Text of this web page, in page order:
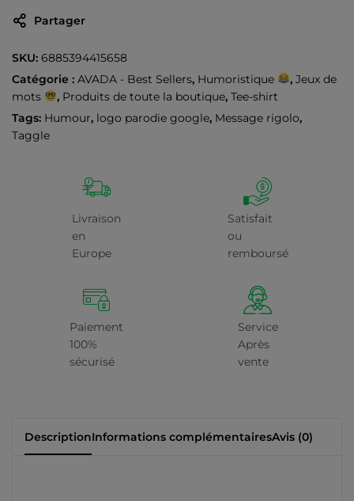
Partager
SKU: 6885394415658
Catégorie : AVADA - Best Sellers, Humoristique , Jeux de
mots
, Produits de toute la boutique, Tee-shirt
Tags: Humour, logo parodie google, Message rigolo,
Taggle
Livraison
en
Europe
Satisfait
ou
remboursé
Paiement
100%
sécurisé
Service
Après
vente
DescriptionInformations complémentairesAvis (0)